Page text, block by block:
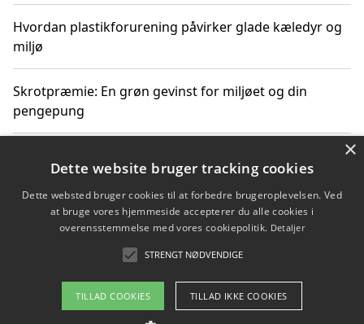
Hvordan plastikforurening påvirker glade kæledyr og
miljø
Skrotpræmie: En grøn gevinst for miljøet og din
pengepung
Hvordan blåfade med rist kan hjælpe med at reducere
plastik i havet
Spil kasinospil på et troværdigt online casino: Din
guide til sikker og sjov underholdning
Copyright 2026 - Pilanto Aps
×
Dette website bruger tracking cookies
Dette websted bruger cookies til at forbedre brugeroplevelsen. Ved
at bruge vores hjemmeside accepterer du alle cookies i
overensstemmelse med vores cookiepolitik. Detaljer
STRENGT NØDVENDIGE
TILLAD COOKIES TILLAD IKKE COOKIES